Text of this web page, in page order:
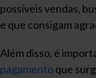
possíveis vendas,
e que consigam
Além disso, é
pagamentoque